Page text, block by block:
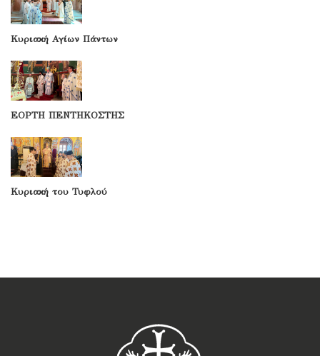
Κυριακή Αγίων Πάντων
ΕΟΡΤΗ ΠΕΝΤΗΚΟΣΤΗΣ
Κυριακή του Τυφλού